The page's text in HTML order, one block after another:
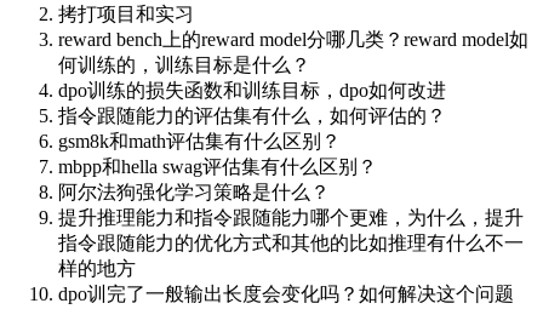
拷打项目和实习
reward bench上的reward model分哪几类？reward model如
何训练的，训练目标是什么？
dpo训练的损失函数和训练目标，dpo如何改进
指令跟随能力的评估集有什么，如何评估的？
gsm8k和math评估集有什么区别？
mbpp和hella swag评估集有什么区别？
阿尔法狗强化学习策略是什么？
提升推理能力和指令跟随能力哪个更难，为什么，提升
指令跟随能力的优化方式和其他的比如推理有什么不一
样的地方
dpo训完了一般输出长度会变化吗？如何解决这个问题